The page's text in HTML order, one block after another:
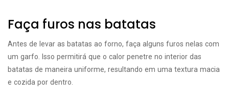
Faça furos nas batatas
Antes de levar as batatas ao forno, faça alguns furos nelas com
um garfo. Isso permitirá que o calor penetre no interior das
batatas de maneira uniforme, resultando em uma textura macia
e cozida por dentro.